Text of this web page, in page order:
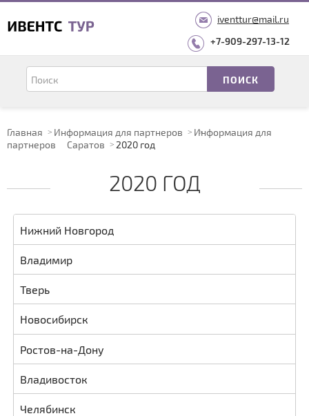
iventtur@mail.ru
+7-909-297-13-12
Главная Информация для партнеров
Информация для
партнеров
Саратов 2020 год
2020 ГОД
Нижний Новгород
Владимир
Тверь
Новосибирск
Ростов-на-Дону
Владивосток
Челябинск